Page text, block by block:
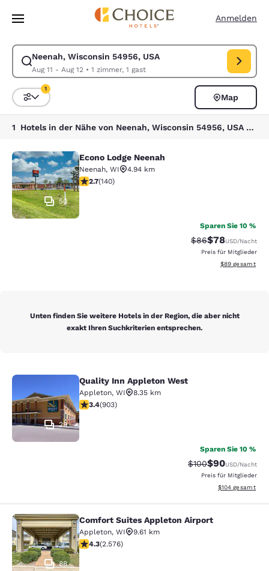
Weiter Zu Hauptinhalt
Anmelden
Neenah, Wisconsin 54956, USA
Aug 11 - Aug 12• 1 zimmer, 1 gast
Suche für Neenah, Wisconsin 54956, USA ändern. Check-in-Datum Aug
Sortieren und Filtern,
1
Map
1 Hotels in der Nähe von Neenah, Wisconsin 54956, USA entsprechen Ihren Filtern
Econo Lodge Neenah
50
Econo Lodge Neenah
Neenah, WI
4.94 km
2.7-Sterne-Bewertung. Mittelmäßig. 140 Bewertungen
2.7(140)
Sparen Sie 10 %
Durchgestrichener
$86Vergünstigter
$78USD/Nacht
Preis für Mitglieder
Geschätzte
$89 gesamt
Unten finden Sie weitere Hotels in der Region, die aber nicht
exakt Ihren Suchkriterien entsprechen.
Quality Inn Appleton West
29
Quality Inn Appleton West
Appleton, WI
8.35 km
3.41-Sterne-Bewertung. Gut. 903 Bewertungen
3.4(903)
Sparen Sie 10 %
Durchgestrichener
$100Vergünstigter
$90USD/Nacht
Preis für Mitglieder
Geschätzte
$104 gesamt
Comfort Suites Appleton Airport
88
Comfort Suites Appleton Airport
Appleton, WI
9.61 km
4.25-Sterne-Bewertung. Hervorragend. 2576
4.3(2.576)